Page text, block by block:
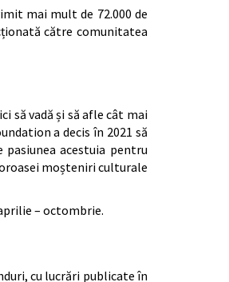
mai mult de 72.000 de
către comunitatea
să vadă și să afle cât mai
a decis în 2021 să
pasiunea acestuia pentru
moșteniri culturale
– octombrie.
cu lucrări publicate în